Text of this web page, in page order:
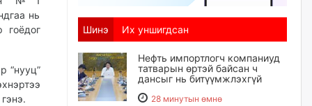
нь
гоёдог
“нууц”
Шинэ Их уншигдсан
Нефть импортлогч компаниуд
татварын өртэй байсан ч
дансыг нь битүүмжлэхгүй
28 минутын өмнө